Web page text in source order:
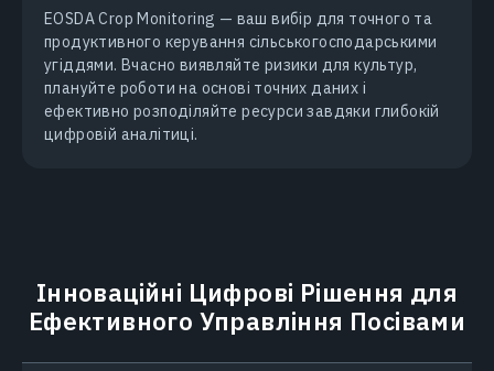
EOSDA Crop Monitoring — ваш вибір для точного та
продуктивного керування сільськогосподарськими
угіддями. Вчасно виявляйте ризики для культур,
плануйте роботи на основі точних даних і
ефективно розподіляйте ресурси завдяки глибокій
цифровій аналітиці.
Інноваційні Цифрові Рішення для
Ефективного Управління Посівами